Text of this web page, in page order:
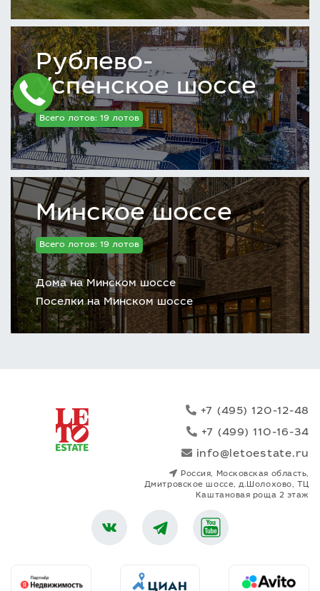
Рублево-
Успенское шоссе
Всего лотов: 19 лотов
Минское шоссе
Всего лотов: 19 лотов
Дома на Минском шоссе
Поселки на Минском шоссе
+7 (495) 120-12-48
+7 (499) 110-16-34
info@letoestate.ru
Россия, Московская область,
Дмитровское шоссе, д.Шолохово, ТЦ
Каштановая роща 2 этаж